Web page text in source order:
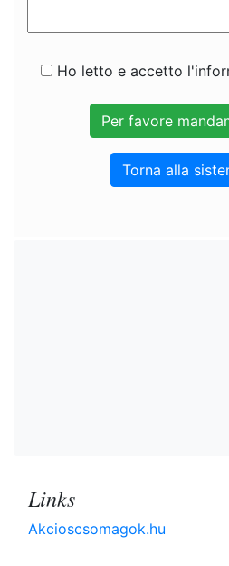
Ho letto e accetto
Torna alla
Links
Akcioscsomagok.hu